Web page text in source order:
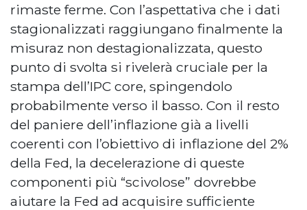
rimaste ferme. Con l’aspettativa che i dati
stagionalizzati raggiungano finalmente la
misuraz non destagionalizzata, questo
punto di svolta si rivelerà cruciale per la
stampa dell’IPC core, spingendolo
probabilmente verso il basso. Con il resto
del paniere dell’inflazione già a livelli
coerenti con l’obiettivo di inflazione del 2%
della Fed, la decelerazione di queste
componenti più “scivolose” dovrebbe
aiutare la Fed ad acquisire sufficiente